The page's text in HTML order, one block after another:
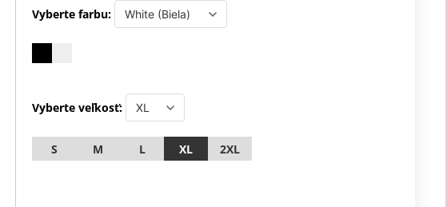
Vyberte farbu:
Vyberte veľkosť:
S M L XL 2XL